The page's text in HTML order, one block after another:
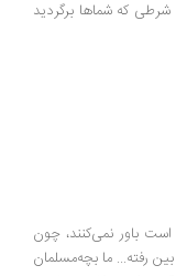
شرطی که شماها برگردید
باور نمی‌کنند، چون
رفته... ما بچه‌مسلمان